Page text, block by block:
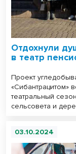
Отдохнули
в театр
Проект
«Сибантрацитом»
театральный
сельсовета и
03.10.2024